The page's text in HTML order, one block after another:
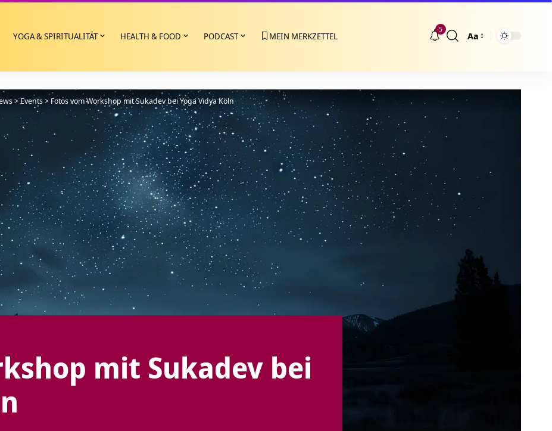
YOGA & SPIRITUALITÄT HEALTH & FOOD PODCAST MEIN MERKZETTEL
5
Größenänderung
Aa
>Events> Fotos vom Workshop mit Sukadev bei Yoga Vidya Köln
mit Sukadev bei